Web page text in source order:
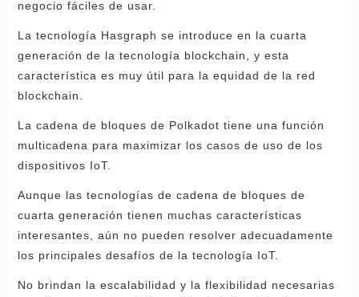
negocio fáciles de usar.
La tecnología Hasgraph se introduce en la cuarta
generación de la tecnología blockchain, y esta
característica es muy útil para la equidad de la red
blockchain.
La cadena de bloques de Polkadot tiene una función
multicadena para maximizar los casos de uso de los
dispositivos IoT.
Aunque las tecnologías de cadena de bloques de
cuarta generación tienen muchas características
interesantes, aún no pueden resolver adecuadamente
los principales desafíos de la tecnología IoT.
No brindan la escalabilidad y la flexibilidad necesarias